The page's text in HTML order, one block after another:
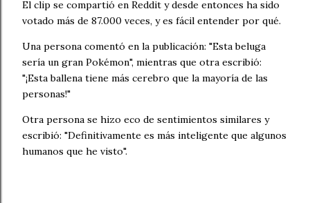
El clip se compartió en Reddit y desde entonces ha sido
votado más de 87.000 veces, y es fácil entender por qué.
Una persona comentó en la publicación: "Esta beluga
sería un gran Pokémon", mientras que otra escribió:
"¡Esta ballena tiene más cerebro que la mayoría de las
personas!"
Otra persona se hizo eco de sentimientos similares y
escribió: "Definitivamente es más inteligente que algunos
humanos que he visto".